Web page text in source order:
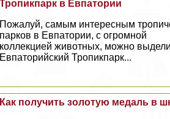
Тропикпарк в Евпатории
Пожалуй, самым интересным
парков в Евпатории, с огромной
коллекцией животных, можно
Евпаторийский Тропикпарк...
Как получить золотую медаль в